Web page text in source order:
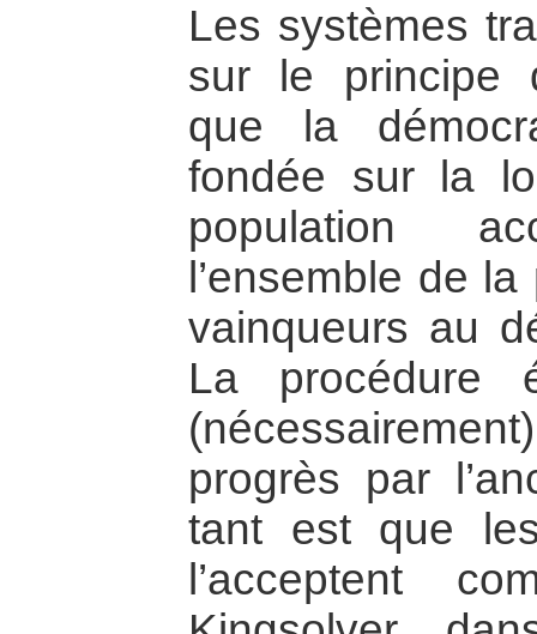
Les systèmes
sur le principe
que la
fondée sur la
population
l’ensemble de
vainqueurs au
La procédure
progrès par
tant est que
l’acceptent